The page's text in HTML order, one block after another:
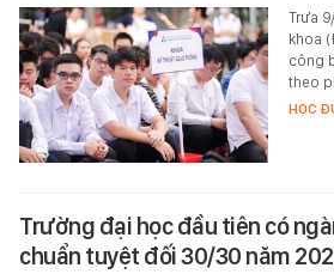
Trưa
khoa
công
theo
HỌC
Trường đại học đầu tiên có
chuẩn tuyệt đối 30/30 năm